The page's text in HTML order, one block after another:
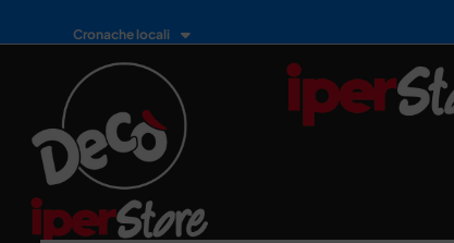
Cronache locali